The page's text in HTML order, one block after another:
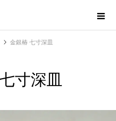
金銀椿 七寸深皿
寸深皿